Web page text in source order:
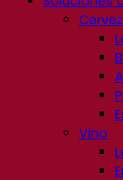
Vino